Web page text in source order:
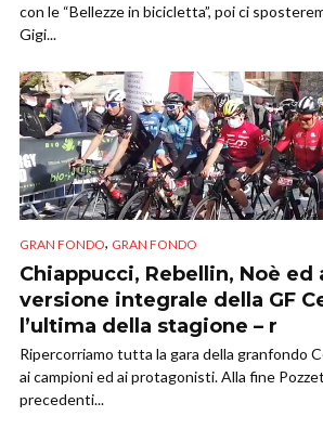
con le “Bellezze in bicicletta”, poi ci
Gigi...
GRAN FONDO, GRAN FONDO
Chiappucci, Rebellin, Noè ed
versione integrale della GF
l’ultima della stagione – r
Ripercorriamo tutta la gara della granfondo
ai campioni ed ai protagonisti. Alla fine
precedenti...